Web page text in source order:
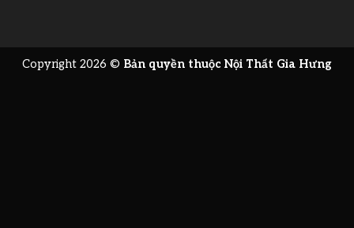
Copyright 2026 © Bản quyền thuộc Nội Thất Gia Hưng